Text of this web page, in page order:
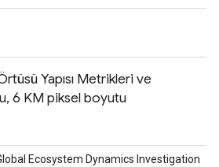
Yapısı Metrikleri ve
6 KM piksel boyutu
Ecosystem Dynamics Investigation